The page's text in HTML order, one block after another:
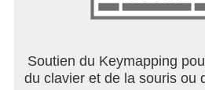
Soutien du Keymapping
du clavier et de la souris ou